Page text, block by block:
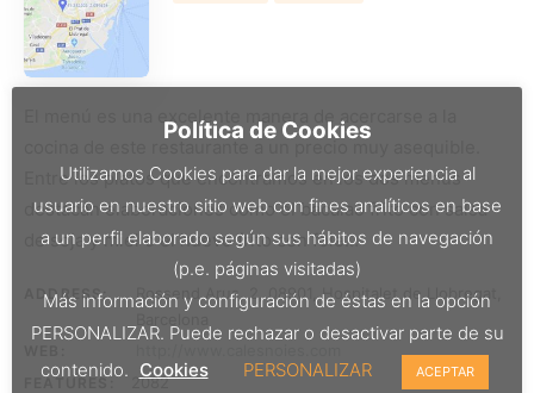
El menú es una excelente manera de acercarse a la
cocina de este restaurante a un precio muy asequible.
Entre los platos que encontramos en los dos menús
destacan elaboraciones como el bacalao frito con salsa
de soja y miel o el huevo frito con foie…
ADDRESS:
Rossend Arus, 2, 08901, Hospitalet de Llobregat,
FEATURES: 2082
Política de Cookies
Utilizamos Cookies para dar la mejor experiencia al
usuario en nuestro sitio web con fines analíticos en base
a un perfil elaborado según sus hábitos de navegación
(p.e. páginas visitadas)
Más información y configuración de éstas en la opción
PERSONALIZAR. Puede rechazar o desactivar parte de su
contenido. Cookies PERSONALIZAR ACEPTAR